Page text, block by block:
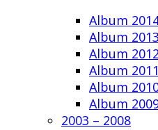
Album
Album 2013
Album 2012
Album 2011
Album
Album
2003 – 2008